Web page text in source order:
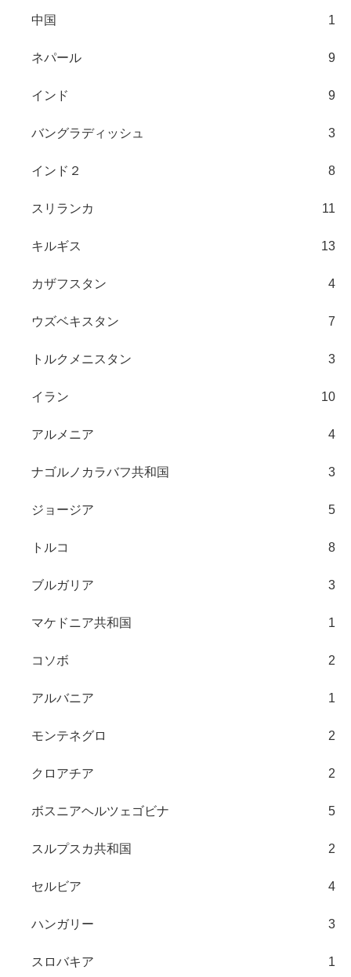
中国 1
ネパール 9
インド 9
バングラディッシュ 3
インド２ 8
スリランカ 11
キルギス 13
カザフスタン 4
ウズベキスタン 7
トルクメニスタン 3
イラン 10
アルメニア 4
ナゴルノカラバフ共和国 3
ジョージア 5
トルコ 8
ブルガリア 3
マケドニア共和国 1
コソボ 2
アルバニア 1
モンテネグロ 2
クロアチア 2
ボスニアヘルツェゴビナ 5
スルプスカ共和国 2
セルビア 4
ハンガリー 3
スロバキア 1